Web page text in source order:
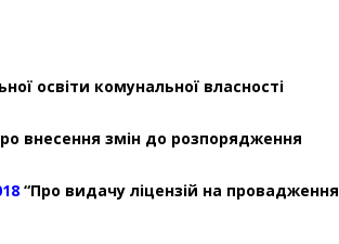
освіти комунальної власності
внесення змін до розпорядження
“Про видачу ліцензій на провадження